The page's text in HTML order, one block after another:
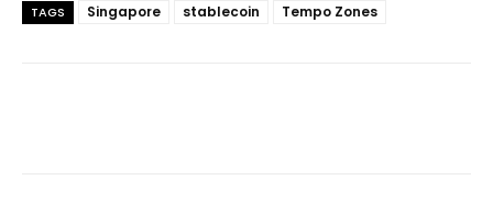
TAGS Singapore stablecoin Tempo Zones